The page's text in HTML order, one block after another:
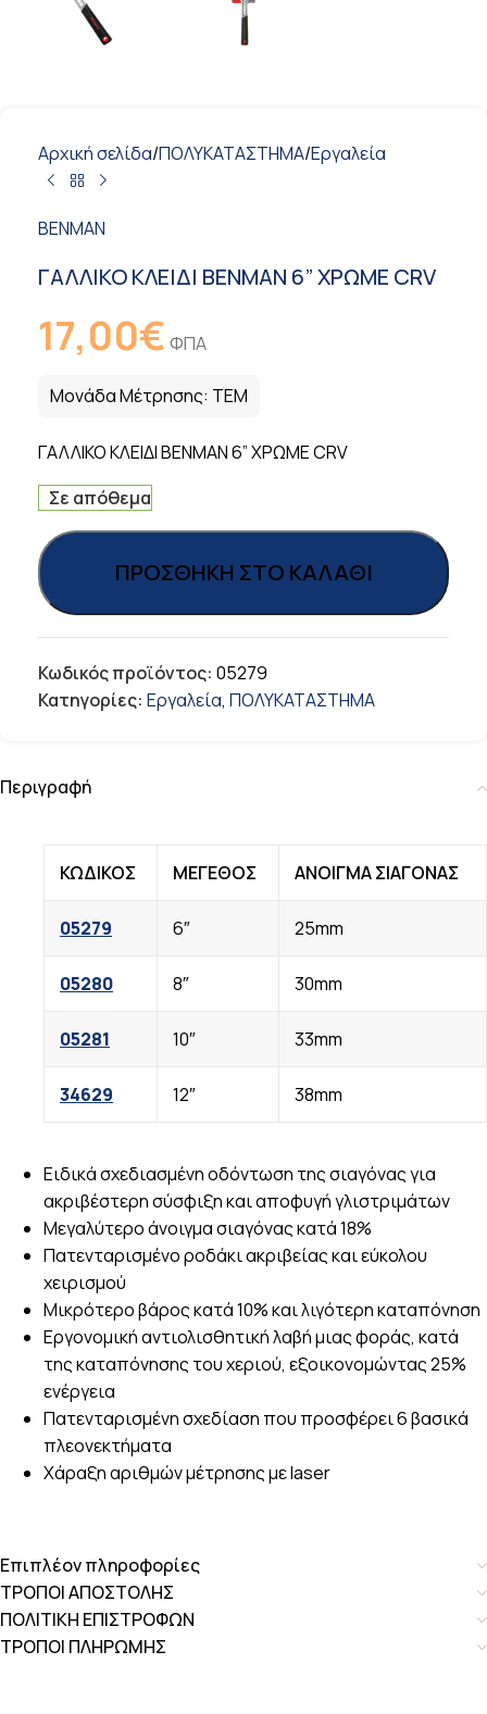
Αρχική σελίδα/ΠΟΛΥΚΑΤΑΣΤΗΜΑ/Εργαλεία
BENMAN
ΓΑΛΛΙΚΟ ΚΛΕΙΔΙ BENMAN 6” ΧΡΩΜΕ CRV
17,00€ ΦΠΑ
Μονάδα Μέτρησης: ΤΕΜ
ΓΑΛΛΙΚΟ ΚΛΕΙΔΙ BENMAN 6” ΧΡΩΜΕ CRV
Σε απόθεμα
ΠΡΟΣΘΉΚΗ ΣΤΟ ΚΑΛΆΘΙ
Κωδικός προϊόντος: 05279
Κατηγορίες: Εργαλεία, ΠΟΛΥΚΑΤΑΣΤΗΜΑ
Περιγραφή
ΚΩΔΙΚΟΣ ΜΕΓΕΘΟΣ ΑΝΟΙΓΜΑ ΣΙΑΓΟΝΑΣ
05279 6″ 25mm
05280 8″ 30mm
05281 10″ 33mm
34629 12″ 38mm
Ειδικά σχεδιασμένη οδόντωση της σιαγόνας για
ακριβέστερη σύσφιξη και αποφυγή γλιστριμάτων
Μεγαλύτερο άνοιγμα σιαγόνας κατά 18%
Πατενταρισμένο ροδάκι ακριβείας και εύκολου
χειρισμού
Μικρότερο βάρος κατά 10% και λιγότερη καταπόνηση
Εργονομική αντιολισθητική λαβή μιας φοράς, κατά
της καταπόνησης του χεριού, εξοικονομώντας 25%
ενέργεια
Πατενταρισμένη σχεδίαση που προσφέρει 6 βασικά
πλεονεκτήματα
Χάραξη αριθμών μέτρησης με laser
Επιπλέον πληροφορίες
ΤΡΟΠΟΙ ΑΠΟΣΤΟΛΗΣ
ΠΟΛΙΤΙΚΗ ΕΠΙΣΤΡΟΦΩΝ
ΤΡΟΠΟΙ ΠΛΗΡΩΜΗΣ